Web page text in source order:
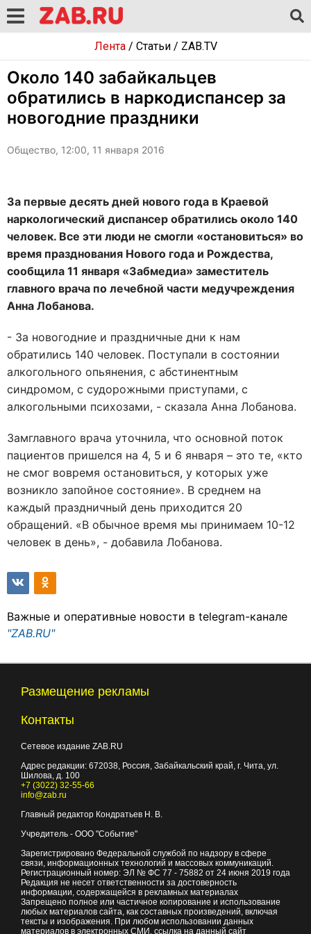
Лента/ Статьи/ ZAB.TV
Около 140 забайкальцев
обратились в наркодиспансер за
новогодние праздники
Общество, 12:00, 11 января 2016
За первые десять дней нового года в Краевой
наркологический диспансер обратились около 140
человек. Все эти люди не смогли «остановиться» во
время празднования Нового года и Рождества,
сообщила 11 января «Забмедиа» заместитель
главного врача по лечебной части медучреждения
Анна Лобанова.
- За новогодние и праздничные дни к нам
обратились 140 человек. Поступали в состоянии
алкогольного опьянения, с абстинентным
синдромом, с судорожными приступами, с
алкогольными психозами, - сказала Анна Лобанова.
Замглавного врача уточнила, что основной поток
пациентов пришелся на 4, 5 и 6 января – это те, «кто
не смог вовремя остановиться, у которых уже
возникло запойное состояние». В среднем на
каждый праздничный день приходится 20
обращений. «В обычное время мы принимаем 10-12
человек в день», - добавила Лобанова.
Важные и оперативные новости в telegram-канале
"ZAB.RU"
Размещение рекламы
Контакты
Сетевое издание ZAB.RU
Адрес редакции: 672038, Россия, Забайкальский край, г. Чита, ул.
Шилова, д. 100
+7 (3022) 32-55-66
info@zab.ru
Главный редактор Кондратьев Н. В.
Учредитель - ООО "Событие"
Зарегистрировано Федеральной службой по надзору в сфере
связи, информационных технологий и массовых коммуникаций.
Регистрационный номер: ЭЛ № ФС 77 - 75882 от 24 июня 2019 года
Редакция не несет ответственности за достоверность
информации, содержащейся в рекламных материалах
Запрещено полное или частичное копирование и использование
любых материалов сайта, как составных произведений, включая
тексты и изображения. При любом использовании данных
материалов в электронных СМИ, ссылка на данный сайт